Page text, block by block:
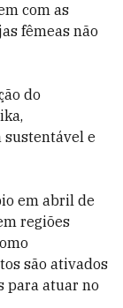
com as
fêmeas não
do
sustentável e
em abril de
regiões
são ativados
para atuar no